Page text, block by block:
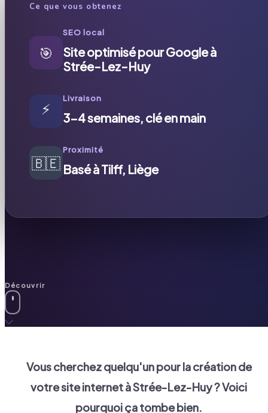
Ce que vous obtenez
🎯
SEO local
Site optimisé pour Google à
Strée-Lez-Huy
⚡
Livraison
3-4 semaines, clé en main
🇧🇪
Proximité
Basé à Tilff, Liège
Découvrir
Vous cherchez quelqu'un pour la création de
votre site internet àStrée-Lez-Huy? Voici
pourquoi ça tombe bien.